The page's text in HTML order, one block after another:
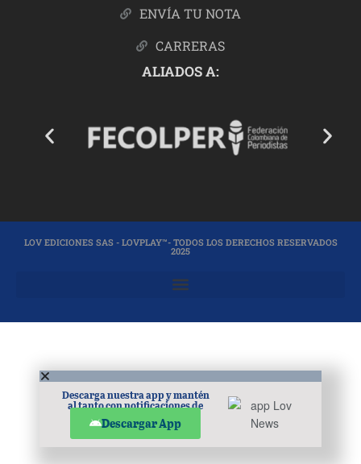
ENVÍA TU NOTA
CARRERAS
ALIADOS A:
LOV EDICIONES SAS - LOVPLAY™- TODOS LOS DERECHOS RESERVADOS
2025
Descarga nuestra app y mantén
al tanto con notificaciones de
noticias en tu móvil.
Descargar App